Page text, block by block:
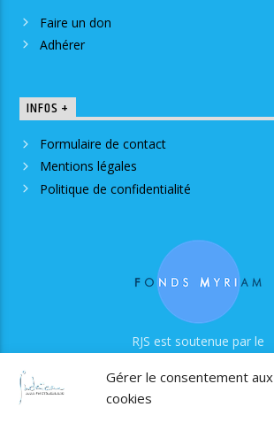
Gérer le consentement aux
cookies
Faire un don
Adhérer
INFOS +
Formulaire de contact
Mentions légales
Politique de confidentialité
RJS est soutenue par le